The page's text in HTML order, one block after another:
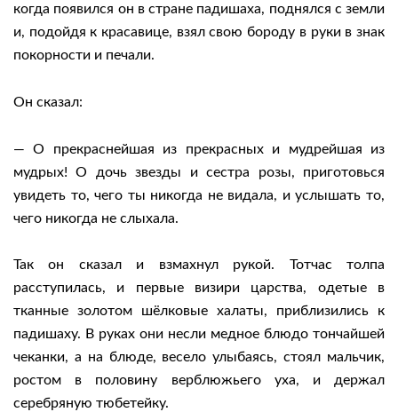
когда появился он в стране падишаха, поднялся с земли
и, подойдя к красавице, взял свою бороду в руки в знак
покорности и печали.
Он сказал:
— О прекраснейшая из прекрасных и мудрейшая из
мудрых! О дочь звезды и сестра розы, приготовься
увидеть то, чего ты никогда не видала, и услышать то,
чего никогда не слыхала.
Так он сказал и взмахнул рукой. Тотчас толпа
расступилась, и первые визири царства, одетые в
тканные золотом шёлковые халаты, приблизились к
падишаху. В руках они несли медное блюдо тончайшей
чеканки, а на блюде, весело улыбаясь, стоял мальчик,
ростом в половину верблюжьего уха, и держал
серебряную тюбетейку.